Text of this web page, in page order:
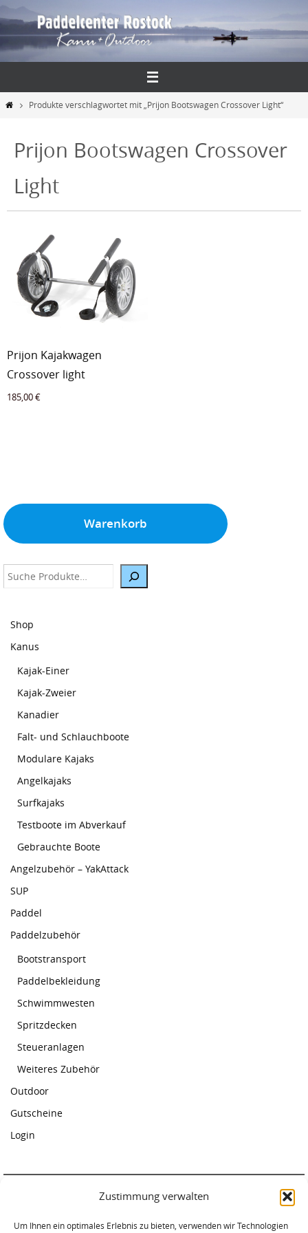
Zustimmung verwalten
Um Ihnen ein optimales Erlebnis zu bieten, verwenden wir Technologien
Inhalt
springen
StartProdukte verschlagwortet mit „Prijon Bootswagen Crossover Light“
Prijon Bootswagen Crossover
Light
Prijon Kajakwagen
Crossover light
185,00€
Warenkorb
Suche
Shop
Kanus
Kajak-Einer
Kajak-Zweier
Kanadier
Falt- und Schlauchboote
Modulare Kajaks
Angelkajaks
Surfkajaks
Testboote im Abverkauf
Gebrauchte Boote
Angelzubehör – YakAttack
SUP
Paddel
Paddelzubehör
Bootstransport
Paddelbekleidung
Schwimmwesten
Spritzdecken
Steueranlagen
Weiteres Zubehör
Outdoor
Gutscheine
Login
Am Warnowufer 59